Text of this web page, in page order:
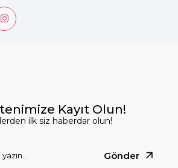
Kayıt Olun!
ilk siz haberdar olun!
Gönder